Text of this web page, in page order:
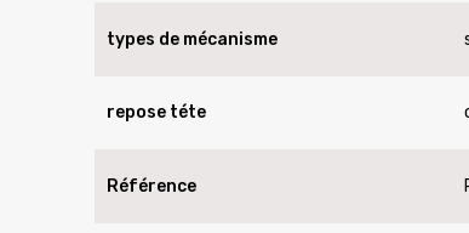
types de mécanisme
repose téte
Référence